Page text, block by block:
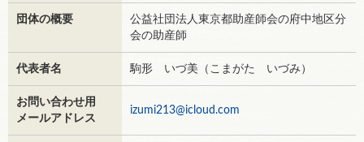
団体の概要
公益社団法人東京都助産師会の府中地区分
会の助産師
代表者名 駒形 いづ美（こまがた いづみ）
お問い合わせ用
メールアドレス
izumi213@icloud.com